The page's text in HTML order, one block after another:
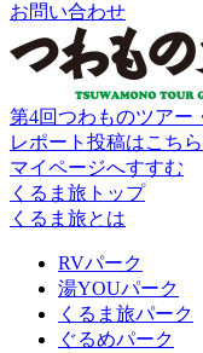
お問い合わせ
第4回つわものツアー
レポート投稿はこちら
マイページへすすむ
くるま旅トップ
くるま旅とは
RVパーク
湯YOUパーク
くるま旅パーク
ぐるめパーク